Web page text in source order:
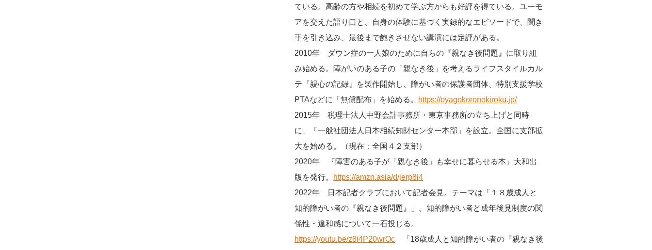
ている。高齢の方や相続を初めて学ぶ方からも好評を得ている。ユーモ
アを交えた語り口と、自身の体験に基づく実録的なエピソードで、聞き
手を引き込み、最後まで飽きさせない講演には定評がある。
2010年 ダウン症の一人娘のために自らの『親なき後問題』に取り組
み始める。障がいのある子の「親なき後」を考えるライフスタイルカル
テ『親心の記録』を製作開始し、障がい者の保護者団体、特別支援学校
PTAなどに「無償配布」を始める。
https://oyagokoronokiroku.jp/
2015年 税理士法人中野会計事務所・東京事務所の立ち上げと同時
に、「一般社団法人日本相続知財センター本部」を設立。全国に支部拡
大を始める。（現在：全国４２支部）
2020年 『障害のある子が「親なき後」も幸せに暮らせる本』大和出
版を発行。
https://amzn.asia/d/jerp8i4
2022年 日本記者クラブにおいて記者会見。テーマは「１８歳成人と
知的障がい者の『親なき後問題』」。知的障がい者と成年後見制度の関
係性・違和感について一石投じる。
https://youtu.be/z8i4P20wrOc 「18歳成人と知的障がい者の『親なき後